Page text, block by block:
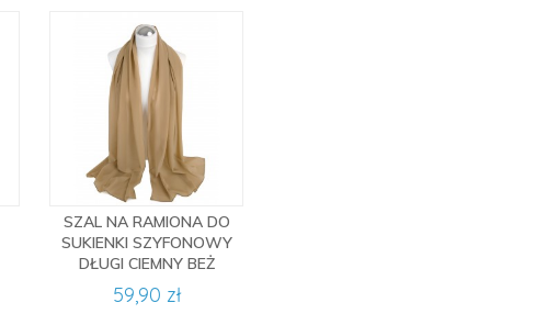
SZAL NA RAMIONA DO
SUKIENKI SZYFONOWY
DŁUGI CIEMNY BEŻ
59,90 zł